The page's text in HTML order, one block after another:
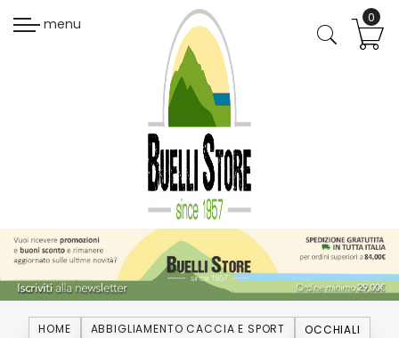
menu
HOME ABBIGLIAMENTO CACCIA E SPORT OCCHIALI